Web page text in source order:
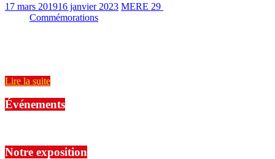
17 mars 201916 janvier 2023 MERE 29
Commémorations
Lire la suite
Événements
Notre exposition